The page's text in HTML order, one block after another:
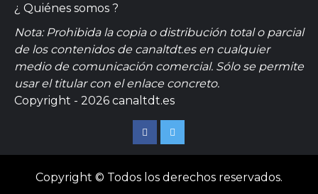
¿ Quiénes somos ?
Nota: Prohibida la copia o distribución total o parcial
de los contenidos de canaltdt.es en cualquier
medio de comunicación comercial. Sólo se permite
usar el titular con el enlace concreto.
Copyright - 2026 canaltdt.es
FacebookTwitter
Copyright © Todos los derechos reservados.